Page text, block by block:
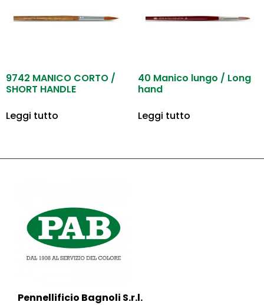
9742 MANICO CORTO /
SHORT HANDLE
Leggi tutto
40 Manico lungo / Long
hand
Leggi tutto
Pennellificio Bagnoli S.r.l.